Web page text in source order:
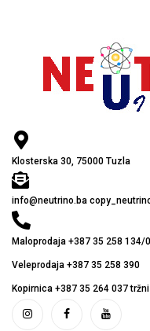
Klosterska 30, 75000 Tuzla
info@neutrino.ba
Maloprodaja +387 35 258 134/
Veleprodaja +387 35 258 390
Kopirnica +387 35 264 037